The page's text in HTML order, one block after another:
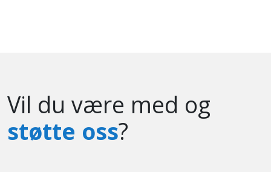
Vil du være med og
støtte oss?